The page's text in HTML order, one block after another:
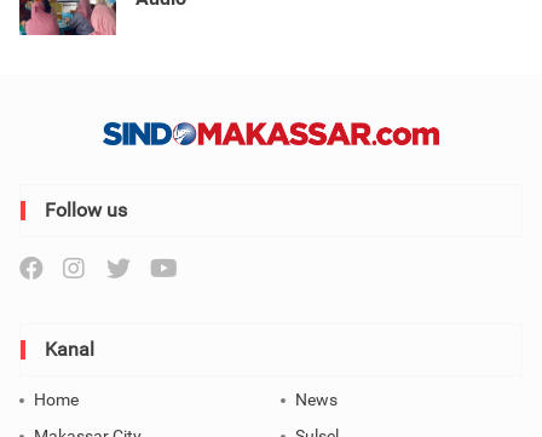
Follow us
Kanal
Home
News